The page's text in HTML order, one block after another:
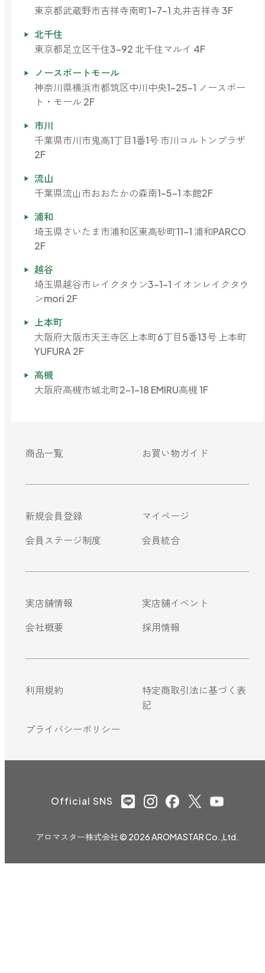
東京都武蔵野市吉祥寺南町1-7-1 丸井吉祥寺 3F
北千住
東京都足立区千住3-92 北千住マルイ 4F
ノースポートモール
神奈川県横浜市都筑区中川中央1-25-1 ノースポー
ト・モール 2F
市川
千葉県市川市鬼高1丁目1番1号 市川コルトンプラザ
2F
流山
千葉県流山市おおたかの森南1-5-1 本館2F
浦和
埼玉県さいたま市浦和区東高砂町11-1 浦和PARCO
2F
越谷
埼玉県越谷市レイクタウン3-1-1 イオンレイクタウ
ンmori 2F
上本町
大阪府大阪市天王寺区上本町6丁目5番13号 上本町
YUFURA 2F
高槻
大阪府高槻市城北町2-1-18 EMIRU高槻 1F
商品一覧 お買い物ガイド
新規会員登録
マイページ
会員ステージ制度
会員統合
実店舗情報
実店舗イベント
会社概要
採用情報
利用規約
特定商取引法に基づく表
記
プライバシーポリシー
Official SNS
アロマスター株式会社© 2026 AROMASTAR Co.,Ltd.